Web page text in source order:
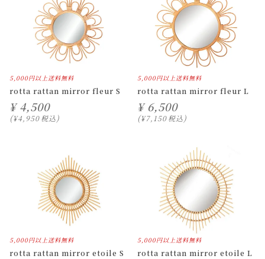
5,000円以上送料無料
rotta rattan mirror fleur S
¥ 4,500
¥4,950税込
5,000円以上送料無料
rotta rattan mirror fleur L
¥ 6,500
¥7,150税込
5,000円以上送料無料
rotta rattan mirror etoile S
5,000円以上送料無料
rotta rattan mirror etoile L